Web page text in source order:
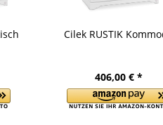
Cilek RUSTIK
406,00 € *